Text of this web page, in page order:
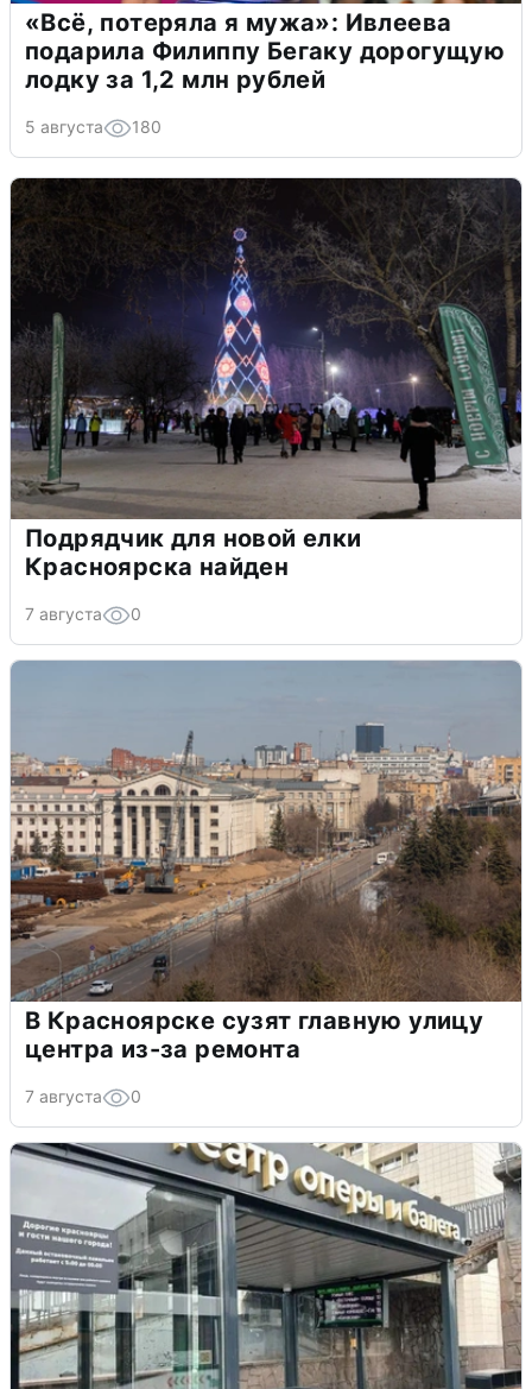
«Всё, потеряла я мужа»: Ивлеева
подарила Филиппу Бегаку дорогущую
лодку за 1,2 млн рублей
5 августа 180
Подрядчик для новой елки
Красноярска найден
7 августа 0
В Красноярске сузят главную улицу
центра из-за ремонта
7 августа 0